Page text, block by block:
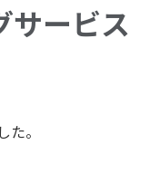
サービス
。